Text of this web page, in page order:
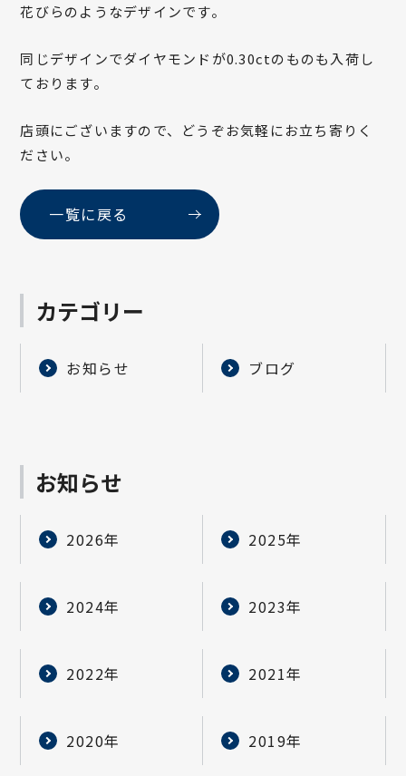
花びらのようなデザインです。
同じデザインでダイヤモンドが0.30ctのものも入荷し
ております。
店頭にございますので、どうぞお気軽にお立ち寄りく
ださい。
一覧に戻る
カテゴリー
お知らせ ブログ
お知らせ
2026年 2025年
2024年 2023年
2022年 2021年
2020年 2019年